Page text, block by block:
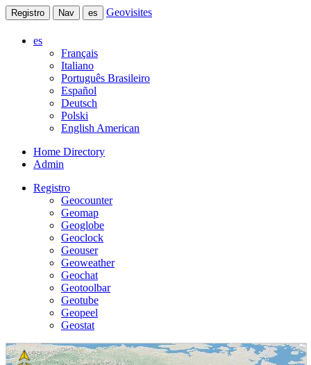
Registro Nav es Geovisites
es
Français
Italiano
Português Brasileiro
Español
Deutsch
Polski
English American
Home Directory
Admin
Registro
Geocounter
Geomap
Geoglobe
Geoclock
Geouser
Geoweather
Geochat
Geotoolbar
Geotube
Geopeel
Geostat